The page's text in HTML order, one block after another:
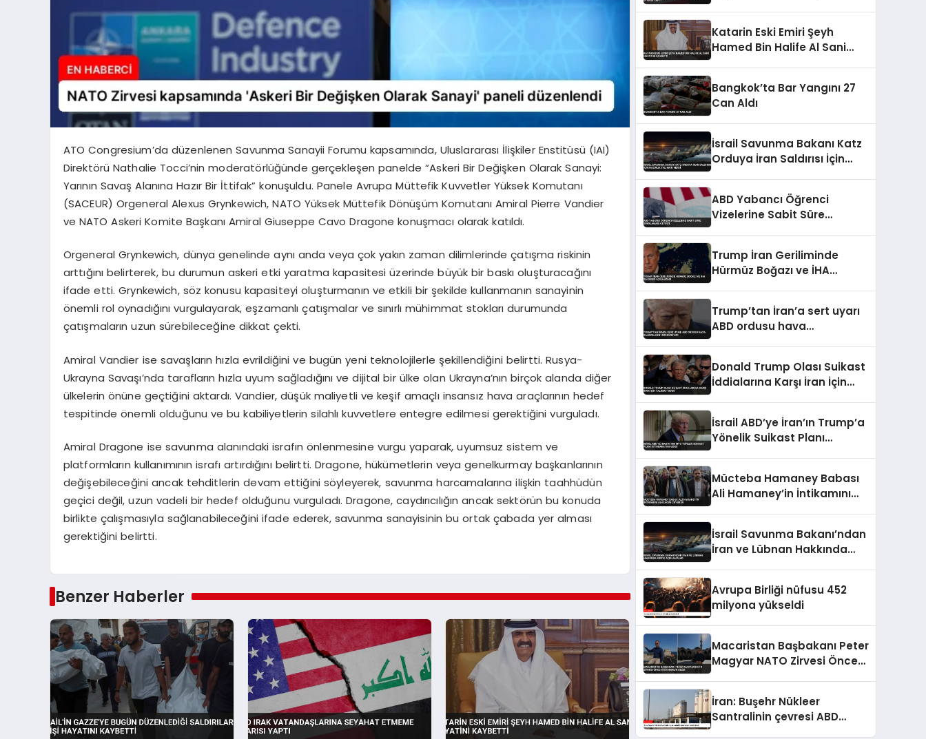
ATO Congresium’da düzenlenen Savunma Sanayii Forumu kapsamında, Uluslararası İlişkiler Enstitüsü (IAI)
Direktörü Nathalie Tocci’nin moderatörlüğünde gerçekleşen panelde “Askeri Bir Değişken Olarak Sanayi:
Yarının Savaş Alanına Hazır Bir İttifak” konuşuldu. Panele Avrupa Müttefik Kuvvetler Yüksek Komutanı
(SACEUR) Orgeneral Alexus Grynkewich, NATO Yüksek Müttefik Dönüşüm Komutanı Amiral Pierre Vandier
ve NATO Askeri Komite Başkanı Amiral Giuseppe Cavo Dragone konuşmacı olarak katıldı.
Orgeneral Grynkewich, dünya genelinde aynı anda veya çok yakın zaman dilimlerinde çatışma riskinin
arttığını belirterek, bu durumun askeri etki yaratma kapasitesi üzerinde büyük bir baskı oluşturacağını
ifade etti. Grynkewich, söz konusu kapasiteyi oluşturmanın ve etkili bir şekilde kullanmanın sanayinin
önemli rol oynadığını vurgulayarak, eşzamanlı çatışmalar ve sınırlı mühimmat stokları durumunda
çatışmaların uzun sürebileceğine dikkat çekti.
Amiral Vandier ise savaşların hızla evrildiğini ve bugün yeni teknolojilerle şekillendiğini belirtti. Rusya-
Ukrayna Savaşı’nda tarafların hızla uyum sağladığını ve dijital bir ülke olan Ukrayna’nın birçok alanda diğer
ülkelerin önüne geçtiğini aktardı. Vandier, düşük maliyetli ve keşif amaçlı insansız hava araçlarının hedef
tespitinde önemli olduğunu ve bu kabiliyetlerin silahlı kuvvetlere entegre edilmesi gerektiğini vurguladı.
Amiral Dragone ise savunma alanındaki israfın önlenmesine vurgu yaparak, uyumsuz sistem ve
platformların kullanımının israfı artırdığını belirtti. Dragone, hükümetlerin veya genelkurmay başkanlarının
değişebileceğini ancak tehditlerin devam ettiğini söyleyerek, savunma harcamalarına ilişkin taahhüdün
geçici değil, uzun vadeli bir hedef olduğunu vurguladı. Dragone, caydırıcılığın ancak sektörün bu konuda
birlikte çalışmasıyla sağlanabileceğini ifade ederek, savunma sanayisinin bu ortak çabada yer alması
gerektiğini belirtti.
Benzer Haberler
Katarin Eski Emiri Şeyh
Hamed Bin Halife Al Sani
Bangkok’ta Bar Yangını 27
Can Aldı
İsrail Savunma Bakanı Katz
Orduya İran Saldırısı İçin
ABD Yabancı Öğrenci
Vizelerine Sabit Süre
Trump İran Geriliminde
Hürmüz Boğazı ve İHA
Trump’tan İran’a sert uyarı
ABD ordusu hava
Donald Trump Olası Suikast
İddialarına Karşı İran İçin
İsrail ABD’ye İran’ın Trump’a
Yönelik Suikast Planı
Mücteba Hamaney Babası
Ali Hamaney’in İntikamını
İsrail Savunma Bakanı’ndan
İran ve Lübnan Hakkında
Avrupa Birliği nüfusu 452
milyona yükseldi
Macaristan Başbakanı Peter
Magyar NATO Zirvesi Öncesi
İran: Buşehr Nükleer
Santralinin çevresi ABD